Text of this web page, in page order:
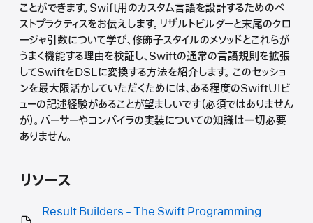
ことができます。Swift用のカスタム言語を設計するためのベ
ストプラクティスをお伝えします。リザルトビルダーと末尾のクロ
ージャ引数について学び、修飾子スタイルのメソッドとこれらが
うまく機能する理由を検証し、Swiftの通常の言語規則を拡張
してSwiftをDSLに変換する方法を紹介します。 このセッショ
ンを最大限活かしていただくためには、ある程度のSwiftUIビ
ューの記述経験があることが望ましいです（必須ではありません
が）。パーサーやコンパイラの実装についての知識は一切必要
ありません。
リソース
Result Builders - The Swift Programming